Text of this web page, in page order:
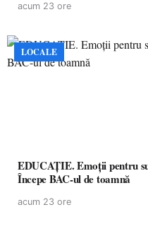
acum 23 ore
LOCALE
EDUCAȚIE. Emoții pentru
Începe BAC-ul de toamnă
acum 23 ore